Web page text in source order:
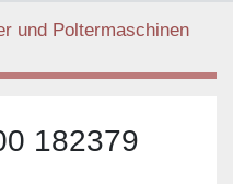
und Poltermaschinen
182379